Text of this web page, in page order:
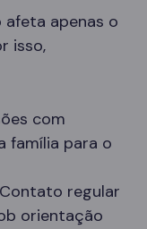
apenas o
isso,
com
família para o
Contato regular
orientação